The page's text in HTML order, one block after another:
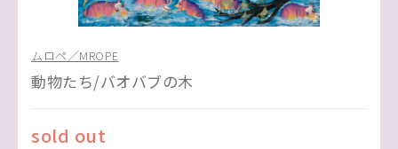
ムロペ／MROPE
動物たち/バオバブの木
sold out